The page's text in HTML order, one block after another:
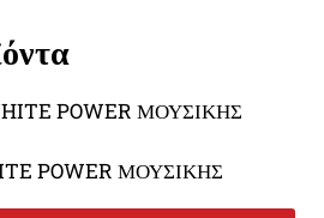
POWER ΜΟΥΣΙΚΗΣ